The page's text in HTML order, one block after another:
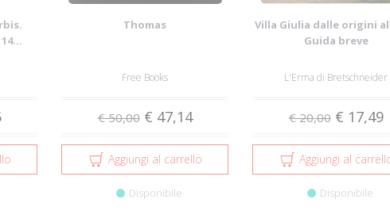
Thomas
Free Books
€ 50,00 € 47,14
Aggiungi al carrello
Disponibile
Villa Giulia dalle origini al
Guida breve
L'Erma di Bretschneider
€ 20,00 € 17,49
Aggiungi al
Disponibile